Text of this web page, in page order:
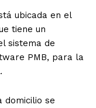
ubicada en el
tiene un
sistema de
PMB, para la
domicilio se